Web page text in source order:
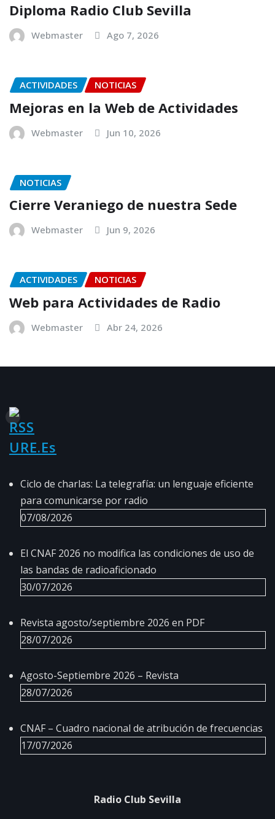
Diploma Radio Club Sevilla
Webmaster Ago 7, 2026
ACTIVIDADES NOTICIAS
Mejoras en la Web de Actividades
Webmaster Jun 10, 2026
NOTICIAS
Cierre Veraniego de nuestra Sede
Webmaster Jun 9, 2026
ACTIVIDADES NOTICIAS
Web para Actividades de Radio
Webmaster Abr 24, 2026
URE.es
Ciclo de charlas: La telegrafía: un lenguaje eficiente
para comunicarse por radio
07/08/2026
El CNAF 2026 no modifica las condiciones de uso de
las bandas de radioaficionado
30/07/2026
Revista agosto/septiembre 2026 en PDF
28/07/2026
Agosto-Septiembre 2026 – Revista
28/07/2026
CNAF – Cuadro nacional de atribución de frecuencias
17/07/2026
Radio Club Sevilla